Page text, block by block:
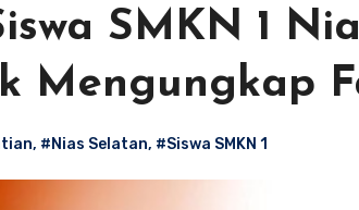
SMKN 1
Mengungkap
, #Nias Selatan, #Siswa SMKN 1